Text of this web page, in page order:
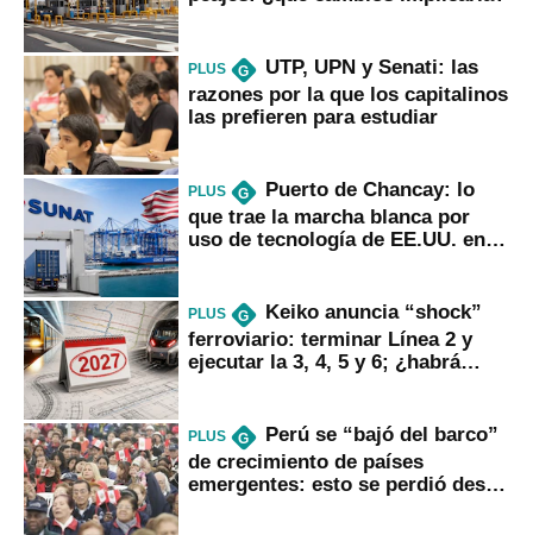
PLUS G
UTP, UPN y Senati: las
razones por la que los capitalinos
las prefieren para estudiar
PLUS G
Puerto de Chancay: lo
que trae la marcha blanca por
uso de tecnología de EE.UU. en
PLUS G
Keiko anuncia “shock”
ferroviario: terminar Línea 2 y
ejecutar la 3, 4, 5 y 6; ¿habrá
PLUS G
Perú se “bajó del barco”
de crecimiento de países
emergentes: esto se perdió desde